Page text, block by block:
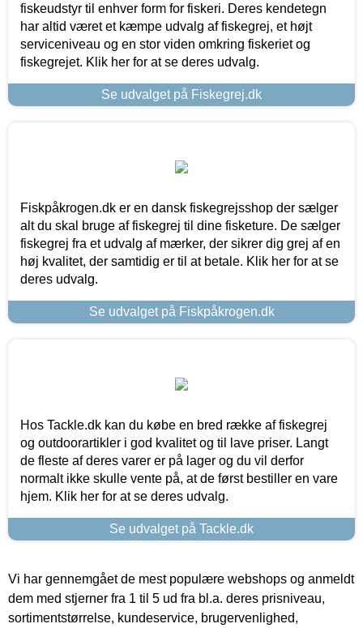
fiskeudstyr til enhver form for fiskeri. Deres kendetegn
har altid været et kæmpe udvalg af fiskegrej, et højt
serviceniveau og en stor viden omkring fiskeriet og
fiskegrejet. Klik her for at se deres udvalg.
Se udvalget på Fiskegrej.dk
Fiskpåkrogen.dk er en dansk fiskegrejsshop der sælger
alt du skal bruge af fiskegrej til dine fisketure. De sælger
fiskegrej fra et udvalg af mærker, der sikrer dig grej af en
høj kvalitet, der samtidig er til at betale. Klik her for at se
deres udvalg.
Se udvalget på Fiskpåkrogen.dk
Hos Tackle.dk kan du købe en bred række af fiskegrej
og outdoorartikler i god kvalitet og til lave priser. Langt
de fleste af deres varer er på lager og du vil derfor
normalt ikke skulle vente på, at de først bestiller en vare
hjem. Klik her for at se deres udvalg.
Se udvalget på Tackle.dk
Vi har gennemgået de mest populære webshops og anmeldt
dem med stjerner fra 1 til 5 ud fra bl.a. deres prisniveau,
sortimentstørrelse, kundeservice, brugervenlighed,